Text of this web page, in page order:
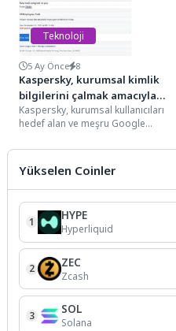
Teknoloji
5 Ay Önce 8
Kaspersky, kurumsal kimlik
bilgilerini çalmak amacıyla
Google Tasks bildirimlerini
istismar eden yeni bir
Kaspersky, kurumsal kullanıcıları
hedef alan ve meşru Google
kullanarak şirket giriş bilgilerini...
Yükselen Coinler
1 HYPE
Hyperliquid
2 ZEC
Zcash
3 SOL
Solana